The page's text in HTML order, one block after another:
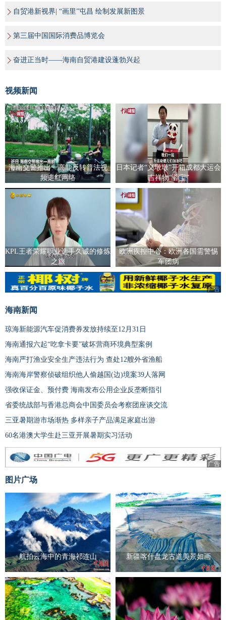
自贸港新视界| “画里”屯昌 绘制发展新图景
第三届中国国际消费品博览会
奋进正当时——海南自贸港建设蓬勃兴起
视频新闻
海南交警推出一高能反转普法视
频走红网络
日本记者“义墩墩”开箱成都大运会
吉祥物“蓉宝”
KPL王者荣耀职业选手久诚的修炼
之旅
欧洲疾控中心：欧洲各国需警惕
军团病
广告
广告
海南新闻
琼海新能源汽车促消费券发放持续至12月31日
海南通报六起“吃拿卡要”破坏营商环境典型案例
海南严打渔业安全生产违法行为 查处12艘外省渔船
海南海岸警察侦破组织他人偷越国(边)境案39人落网
强收保证金、预付费 海南发布公用企业反垄断指引
省委统战部与香港总商会中国委员会考察团座谈交流
三亚暑期游市场渐热 多样亲子产品满足家庭出游
60名港澳大学生赴三亚开展暑期实习活动
广告
图片广场
航拍云海中的青海祁连山 新疆喀什盘龙古道美景如画